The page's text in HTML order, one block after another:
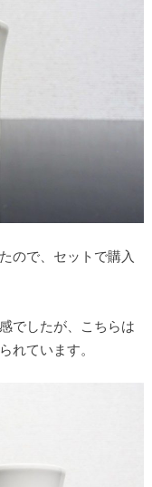
ので、セットで購入
でしたが、こちらは
れています。